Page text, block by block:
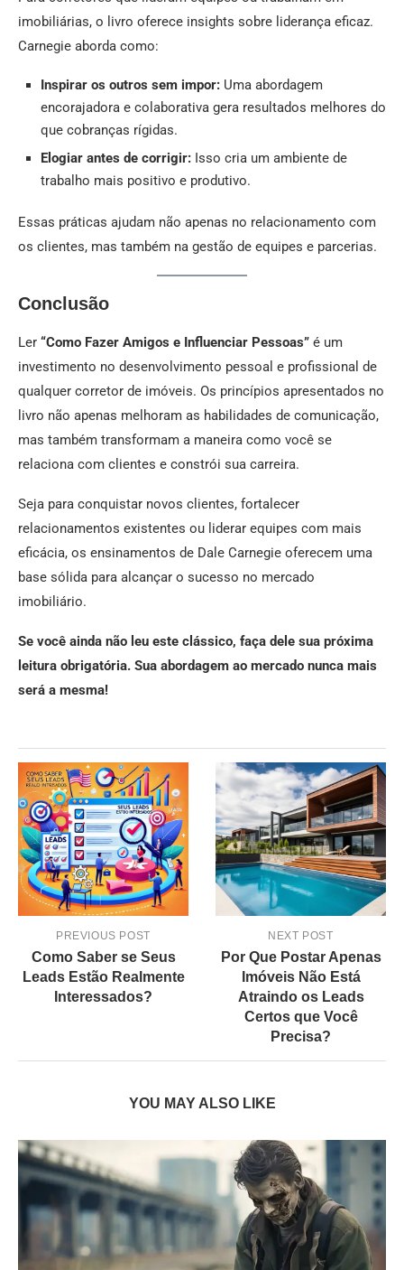
imobiliárias, o livro oferece insights sobre liderança eficaz.
Carnegie aborda como:
Inspirar os outros sem impor: Uma abordagem
encorajadora e colaborativa gera resultados melhores do
que cobranças rígidas.
Elogiar antes de corrigir: Isso cria um ambiente de
trabalho mais positivo e produtivo.
Essas práticas ajudam não apenas no relacionamento com
os clientes, mas também na gestão de equipes e parcerias.
Conclusão
Ler “Como Fazer Amigos e Influenciar Pessoas” é um
investimento no desenvolvimento pessoal e profissional de
qualquer corretor de imóveis. Os princípios apresentados no
livro não apenas melhoram as habilidades de comunicação,
mas também transformam a maneira como você se
relaciona com clientes e constrói sua carreira.
Seja para conquistar novos clientes, fortalecer
relacionamentos existentes ou liderar equipes com mais
eficácia, os ensinamentos de Dale Carnegie oferecem uma
base sólida para alcançar o sucesso no mercado
imobiliário.
Se você ainda não leu este clássico, faça dele sua próxima
leitura obrigatória. Sua abordagem ao mercado nunca mais
será a mesma!
PREVIOUS POST
Como Saber se Seus
Leads Estão Realmente
Interessados?
NEXT POST
Por Que Postar Apenas
Imóveis Não Está
Atraindo os Leads
Certos que Você
Precisa?
YOU MAY ALSO LIKE